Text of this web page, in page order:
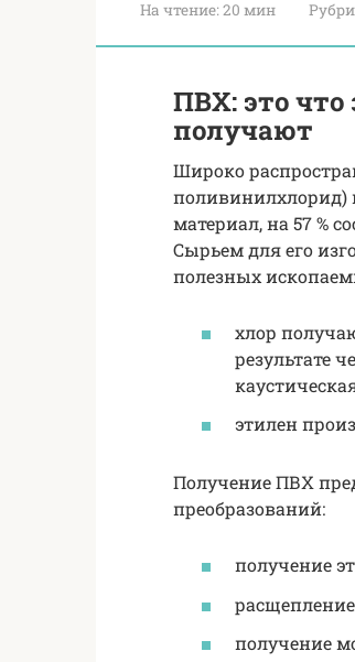
На чтение:20 мин
ПВХ: это что
получают
Широко
поливинилхлорид)
материал, на 57 %
Сырьем для его
полезных
хлор
результате
этилен
Получение ПВХ
преобразований:
получение
получение